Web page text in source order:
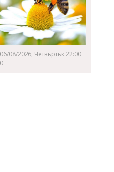
06/08/2026, Четвъртък 22:00
0